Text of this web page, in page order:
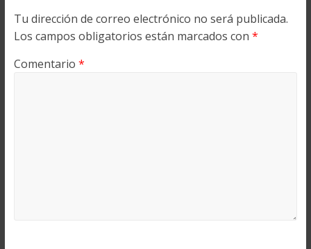
Tu dirección de correo electrónico no será publicada.
Los campos obligatorios están marcados con *
Comentario *